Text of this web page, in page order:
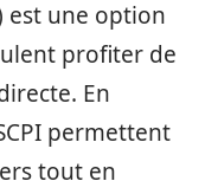
est une option
profiter de
En
permettent
tout en